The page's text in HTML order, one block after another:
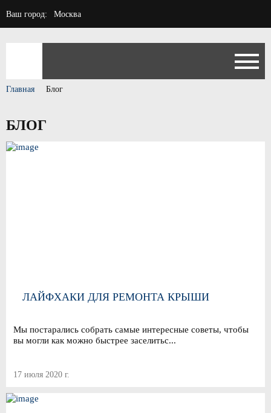
Ваш город: Москва
Главная Блог
БЛОГ
ЛАЙФХАКИ ДЛЯ РЕМОНТА КРЫШИ
Мы постарались собрать самые интересные советы, чтобы
вы могли как можно быстрее заселитьс...
17 июля 2020 г.